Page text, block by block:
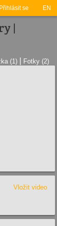
Přihlásit se EN
|
(1) Fotky (2)
Vložit video